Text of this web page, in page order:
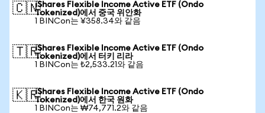
🇨🇳iShares Flexible Income Active ETF (Ondo
Tokenized)에서 중국 위안화
1 BINCon는 ¥358.34와 같음
🇹🇷iShares Flexible Income Active ETF (Ondo
Tokenized)에서 터키 리라
1 BINCon는 ₺2,533.21와 같음
🇰🇷iShares Flexible Income Active ETF (Ondo
Tokenized)에서 한국 원화
1 BINCon는 ₩74,771.2와 같음